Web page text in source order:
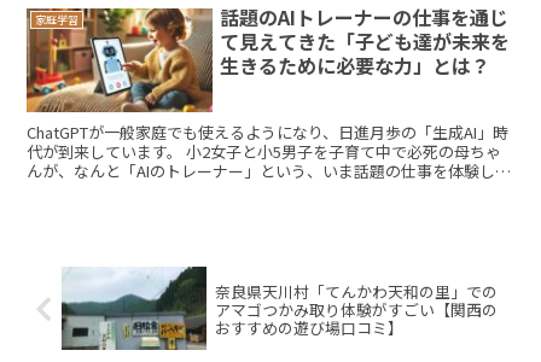
家庭学習
話題のAIトレーナーの仕事を通じ
て見えてきた「子ども達が未来を
生きるために必要な力」とは？
ChatGPTが一般家庭でも使えるようになり、日進月歩の「生成AI」時
代が到来しています。 小2女子と小5男子を子育て中で必死の母ちゃ
んが、なんと「AIのトレーナー」という、いま話題の仕事を体験して
奈良県天川村「てんかわ天和の里」での
アマゴつかみ取り体験がすごい【関西の
おすすめの遊び場口コミ】